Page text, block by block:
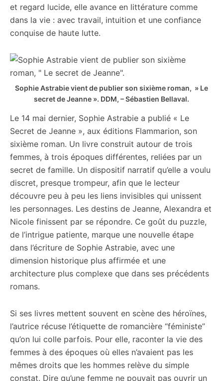
et regard lucide, elle avance en littérature comme
dans la vie : avec travail, intuition et une confiance
conquise de haute lutte.
Sophie Astrabie vient de publier son sixième roman, » Le
secret de Jeanne ». DDM, – Sébastien Bellaval.
Le 14 mai dernier, Sophie Astrabie a publié « Le
Secret de Jeanne », aux éditions Flammarion, son
sixième roman. Un livre construit autour de trois
femmes, à trois époques différentes, reliées par un
secret de famille. Un dispositif narratif qu’elle a voulu
discret, presque trompeur, afin que le lecteur
découvre peu à peu les liens invisibles qui unissent
les personnages. Les destins de Jeanne, Alexandra et
Nicole finissent par se répondre. Ce goût du puzzle,
de l’intrigue patiente, marque une nouvelle étape
dans l’écriture de Sophie Astrabie, avec une
dimension historique plus affirmée et une
architecture plus complexe que dans ses précédents
romans.
Si ses livres mettent souvent en scène des héroïnes,
l’autrice récuse l’étiquette de romancière “féministe”
qu’on lui colle parfois. Pour elle, raconter la vie des
femmes à des époques où elles n’avaient pas les
mêmes droits que les hommes relève du simple
constat. Dire qu’une femme ne pouvait pas ouvrir un